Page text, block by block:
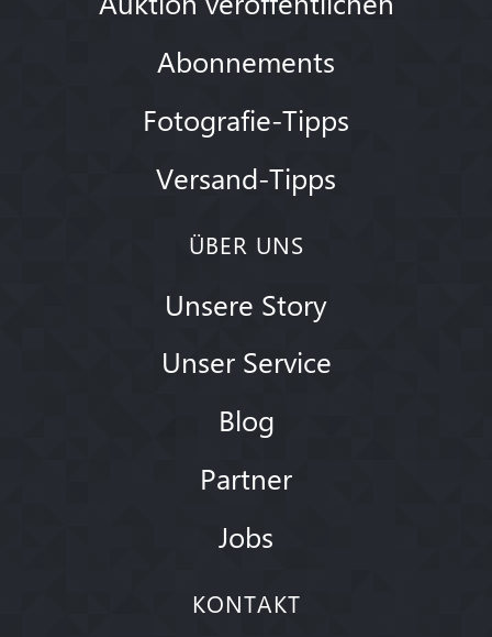
Abonnements
Fotografie-Tipps
Versand-Tipps
ÜBER UNS
Unsere Story
Unser Service
Blog
Partner
Jobs
KONTAKT